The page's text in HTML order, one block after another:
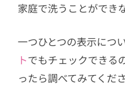
家庭で洗うことができ
一つひとつの表示につ
トでもチェックできる
ったら調べてみてくだ